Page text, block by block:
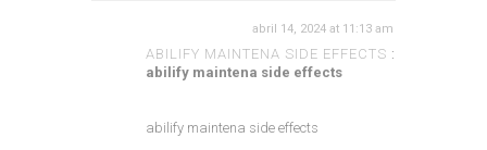
ABILIFY MAINTENA SIDE EFFECTS :
abril 14, 2024 at 11:13 am
abilify maintena side effects
abilify maintena side effects